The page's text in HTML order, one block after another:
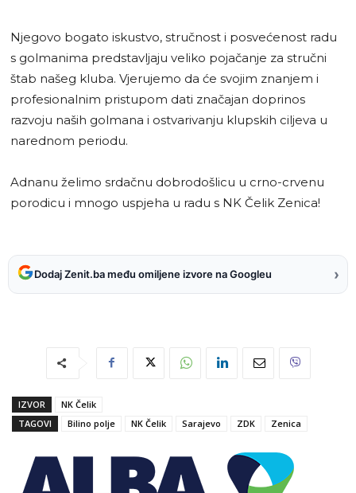
Njegovo bogato iskustvo, stručnost i posvećenost radu
s golmanima predstavljaju veliko pojačanje za stručni
štab našeg kluba. Vjerujemo da će svojim znanjem i
profesionalnim pristupom dati značajan doprinos
razvoju naših golmana i ostvarivanju klupskih ciljeva u
narednom periodu.
Adnanu želimo srdačnu dobrodošlicu u crno-crvenu
porodicu i mnogo uspjeha u radu s NK Čelik Zenica!
Dodaj Zenit.ba među omiljene izvore na Googleu ›
IZVOR
NK Čelik
TAGOVI
Bilino polje NK Čelik Sarajevo ZDK Zenica